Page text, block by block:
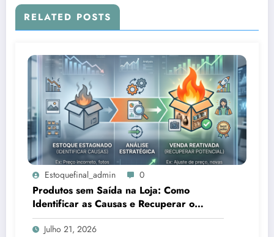
RELATED POSTS
Estoquefinal_admin 0
Produtos sem Saída na Loja: Como
Identificar as Causas e Recuperar o
Potencial de Venda
Julho 21, 2026